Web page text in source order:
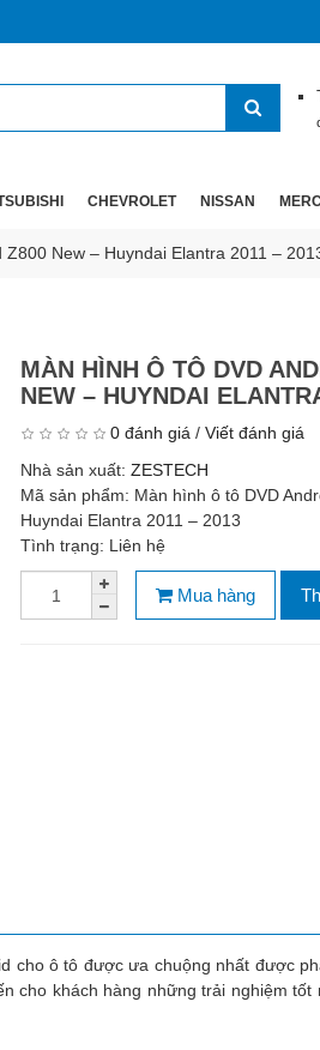
CHEVROLET NISSAN
New – Huyndai Elantra 2011 –
MÀN HÌNH Ô TÔ DVD
NEW – HUYNDAI
0 đánh giá / Viết đánh giá
Nhà sản xuất: ZESTECH
Mã sản phẩm: Màn hình ô tô DVD
Huyndai Elantra 2011 – 2013
Tình trạng: Liên hệ
Mua hàng
cho ô tô được ưa chuộng nhất được
cho khách hàng những trải nghiệm tốt